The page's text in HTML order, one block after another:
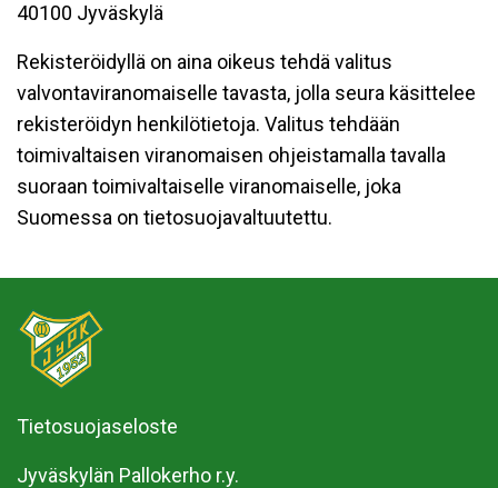
40100 Jyväskylä
Rekisteröidyllä on aina oikeus tehdä valitus
valvontaviranomaiselle tavasta, jolla seura käsittelee
rekisteröidyn henkilötietoja. Valitus tehdään
toimivaltaisen viranomaisen ohjeistamalla tavalla
suoraan toimivaltaiselle viranomaiselle, joka
Suomessa on tietosuojavaltuutettu.
Tietosuojaseloste
Jyväskylän Pallokerho r.y.